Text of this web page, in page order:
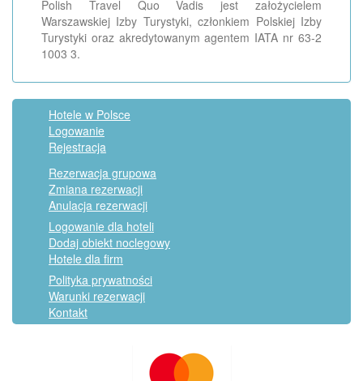
Polish Travel Quo Vadis jest założycielem
Warszawskiej Izby Turystyki, członkiem Polskiej Izby
Turystyki oraz akredytowanym agentem IATA nr 63-2
1003 3.
Hotele w Polsce
Logowanie
Rejestracja
Rezerwacja grupowa
Zmiana rezerwacji
Anulacja rezerwacji
Logowanie dla hoteli
Dodaj obiekt noclegowy
Hotele dla firm
Polityka prywatności
Warunki rezerwacji
Kontakt